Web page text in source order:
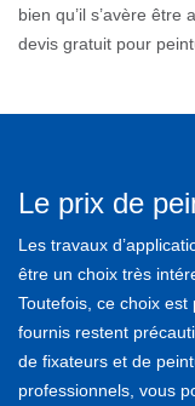
bien qu’il s’avère
devis gratuit pour
Le prix de
Les travaux
être un choix très
Toutefois, ce choix
fournis restent
de fixateurs et de
professionnels, vous